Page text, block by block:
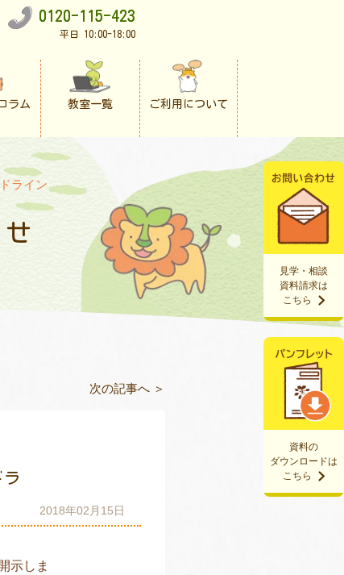
0120-115-423
平日 10:00-18:00
ラム 教室一覧 ご利用について
資料の
ダウンロードは
こちら
見学・相談
資料請求は
こちら
ライン
次の記事へ ＞
2018年02月15日
示しま